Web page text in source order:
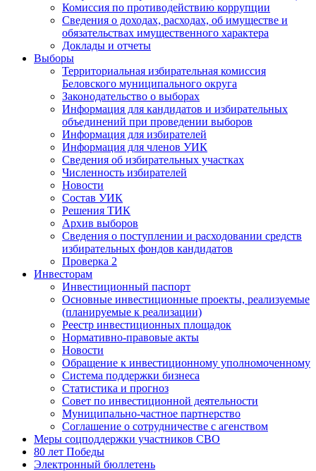
Комиссия по противодействию коррупции
Сведения о доходах, расходах, об имуществе и
обязательствах имущественного характера
Доклады и отчеты
Выборы
Территориальная избирательная комиссия
Беловского муниципального округа
Законодательство о выборах
Информация для кандидатов и избирательных
объединений при проведении выборов
Информация для избирателей
Информация для членов УИК
Сведения об избирательных участках
Численность избирателей
Новости
Состав УИК
Решения ТИК
Архив выборов
Сведения о поступлении и расходовании средств
избирательных фондов кандидатов
Проверка 2
Инвесторам
Инвестиционный паспорт
Основные инвестиционные проекты, реализуемые
(планируемые к реализации)
Реестр инвестиционных площадок
Нормативно-правовые акты
Новости
Обращение к инвестиционному уполномоченному
Система поддержки бизнеса
Статистика и прогноз
Совет по инвестиционной деятельности
Муниципально-частное партнерство
Соглашение о сотрудничестве с агенством
Меры соцподдержки участников СВО
80 лет Победы
Электронный бюллетень